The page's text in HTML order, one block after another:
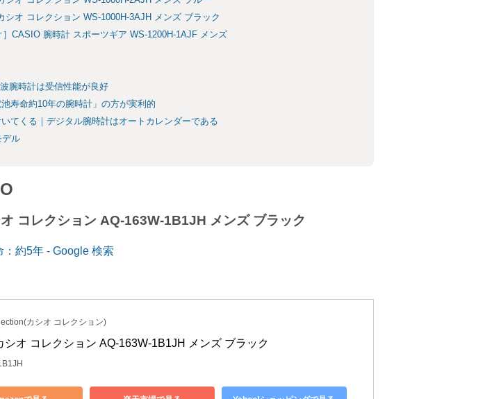
シオ コレクション WS-1000H-3AJH メンズ ブラック
CASIO 腕時計 スポーツギア WS-1200H-1AJF メンズ
腕時計は受信性能が良好
寿命約10年の腕時計」の方が実利的
てくる｜デジタル腕時計はオートカレンダーである
デル
コレクション AQ-163W-1B1JH メンズ ブラック
約5年 - Google 検索
カシオ コレクション)
シオ コレクション AQ-163W-1B1JH メンズ ブラック